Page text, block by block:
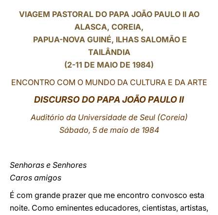
中文
LATINE
VIAGEM PASTORAL DO PAPA JOÃO PAULO II AO
ALASCA, COREIA,
PAPUA-NOVA GUINÉ, ILHAS SALOMÃO E
TAILÂNDIA
(2-11 DE MAIO DE 1984)
ENCONTRO COM O MUNDO DA CULTURA E DA ARTE
DISCURSO DO PAPA JOÃO PAULO II
Auditório da Universidade de Seul (Coreia)
Sábado, 5 de maio de 1984
Senhoras e Senhores
Caros amigos
É com grande prazer que me encontro convosco esta
noite. Como eminentes educadores, cientistas, artistas,